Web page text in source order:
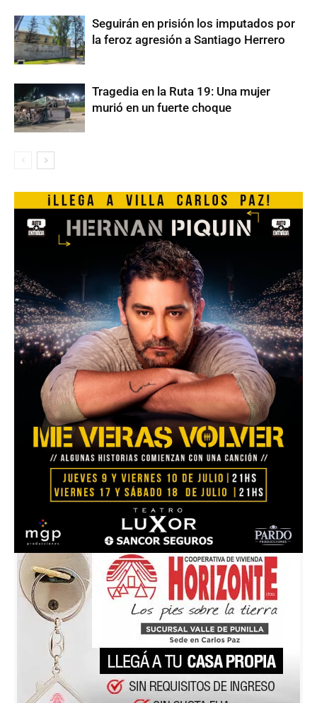
Seguirán en prisión los imputados por
la feroz agresión a Santiago Herrero
Tragedia en la Ruta 19: Una mujer
murió en un fuerte choque